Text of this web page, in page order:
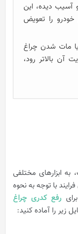
آسیب دیده، این
خودرو را تعویض
مات شدن چراغ
آن بالاتر رود،
ابزارهای مختلفی
با توجه به نحوه
رفع کدری چراغ
زیر را آماده کنید: